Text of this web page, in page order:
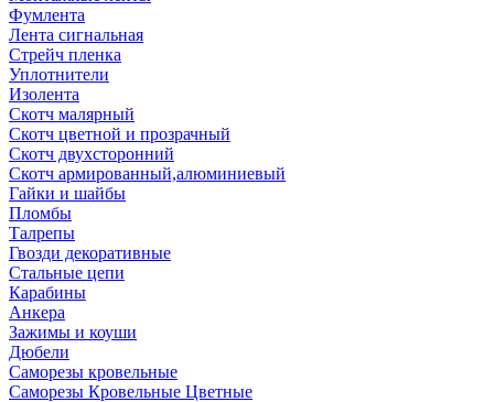
Фумлента
Лента сигнальная
Стрейч пленка
Уплотнители
Изолента
Скотч малярный
Скотч цветной и прозрачный
Скотч двухсторонний
Скотч армированный,алюминиевый
Гайки и шайбы
Пломбы
Талрепы
Гвозди декоративные
Стальные цепи
Карабины
Анкера
Зажимы и коуши
Дюбели
Саморезы кровельные
Саморезы Кровельные Цветные